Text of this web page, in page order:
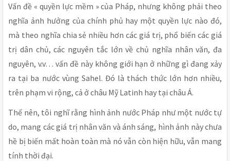
Vấn đề « quyền lực mềm » của Pháp, nhưng không phải theo
nghĩa ảnh hưởng của chính phủ hay một quyền lực nào đó,
mà theo nghĩa chia sẻ nhiều hơn các giá trị, phổ biến các giá
trị dân chủ, các nguyên tắc lớn về chủ nghĩa nhân văn, đa
nguyên, v.v… vấn đề này không giới hạn ở những gì đang xảy
ra tại ba nước vùng Sahel. Đó là thách thức lớn hơn nhiều,
trên phạm vi rộng, cả ở châu Mỹ Latinh hay tại châu Á.
Thế nên, tôi nghĩ rằng hình ảnh nước Pháp như một nước tự
do, mang các giá trị nhân văn và ánh sáng, hình ảnh này chưa
hề bị biến mất hoàn toàn mà nó vẫn còn hiện hữu, vẫn mang
tính thời đại.